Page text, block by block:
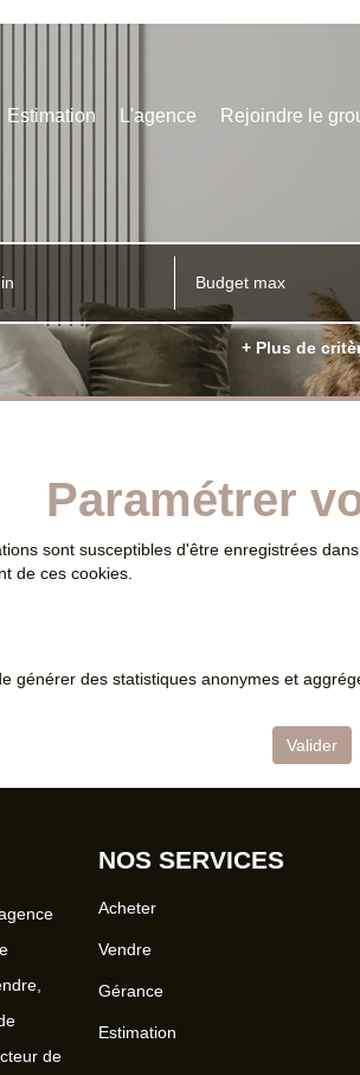
Estimation L'agence Rejoindre le
+ Plus de
Paramétrer
sont susceptibles d'être enregistrées
de ces cookies.
générer des statistiques anonymes et
Valider
de
NOS SERVICES
Acheter
Vendre
Gérance
Estimation